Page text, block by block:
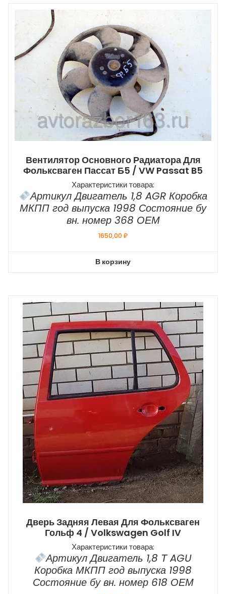
Вентилятор Основного Радиатора Для
Фольксваген Пассат Б5 / VW Passat B5
Характеристики товара:
Артикул Двигатель 1,8 AGR Коробка
МКПП год выпуска 1998 Состояние бу
вн. номер 368 ОЕМ
1650,00₽
В корзину
Дверь Задняя Левая Для Фольксваген
Гольф 4 / Volkswagen Golf IV
Характеристики товара:
Артикул Двигатель 1,8 Т AGU
Коробка МКПП год выпуска 1998
Состояние бу вн. номер 618 ОЕМ